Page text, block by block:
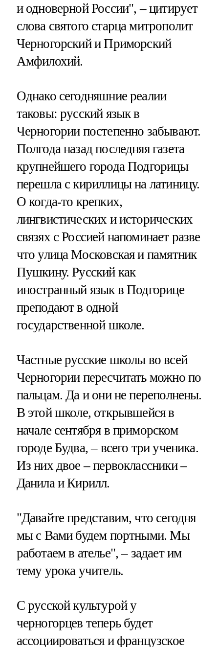
и одноверной России", – цитирует
слова святого старца митрополит
Черногорский и Приморский
Амфилохий.
Однако сегодняшние реалии
таковы: русский язык в
Черногории постепенно забывают.
Полгода назад последняя газета
крупнейшего города Подгорицы
перешла с кириллицы на латиницу.
О когда-то крепких,
лингвистических и исторических
связях с Россией напоминает разве
что улица Московская и памятник
Пушкину. Русский как
иностранный язык в Подгорице
преподают в одной
государственной школе.
Частные русские школы во всей
Черногории пересчитать можно по
пальцам. Да и они не переполнены.
В этой школе, открывшейся в
начале сентября в приморском
городе Будва, – всего три ученика.
Из них двое – первоклассники –
Данила и Кирилл.
"Давайте представим, что сегодня
мы с Вами будем портными. Мы
работаем в ателье", – задает им
тему урока учитель.
С русской культурой у
черногорцев теперь будет
ассоциироваться и французское